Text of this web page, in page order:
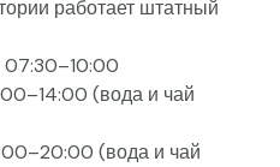
работает штатный
07:30–10:00
(вода и чай
(вода и чай